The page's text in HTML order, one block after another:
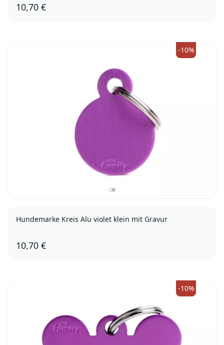
10,70 €
-10%
Hundemarke Kreis Alu violet klein mit Gravur
10,70 €
-10%